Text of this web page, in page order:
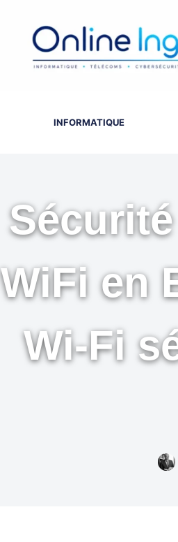
contenu
INFORMATIQUE
WiFi en
Wi-Fi